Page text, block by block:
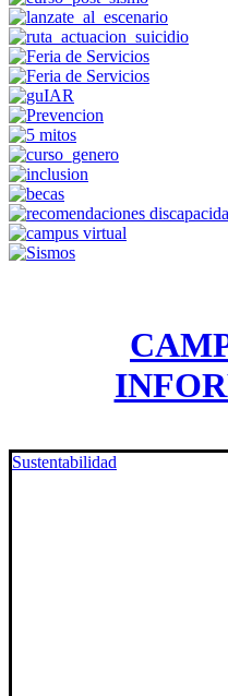
Sustentabilidad